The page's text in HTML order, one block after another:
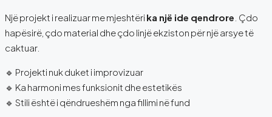
Një projekt i realizuar me mjeshtëri ka një ide qendrore . Çdo
hapësirë, çdo material dhe çdo linjë ekziston për një arsye të
caktuar.
🔹 Projekti nuk duket i improvizuar
🔹 Ka harmoni mes funksionit dhe estetikës
🔹 Stili është i qëndrueshëm nga fillimi në fund